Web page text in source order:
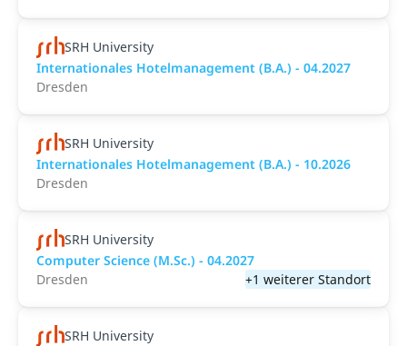
SRH University
Internationales Hotelmanagement (B.A.) - 04.2027
Dresden
SRH University
Internationales Hotelmanagement (B.A.) - 10.2026
Dresden
SRH University
Computer Science (M.Sc.) - 04.2027
Dresden
+1 weiterer Standort
SRH University